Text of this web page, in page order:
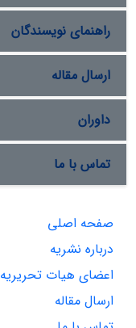
راهنمای نویسندگان
ارسال مقاله
داوران
تماس با ما
صفحه اصلی
درباره نشریه
اعضای هیات تحریریه
ارسال مقاله